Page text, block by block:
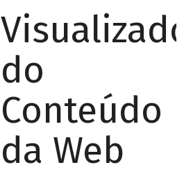
Visualizador
do
Conteúdo
da Web